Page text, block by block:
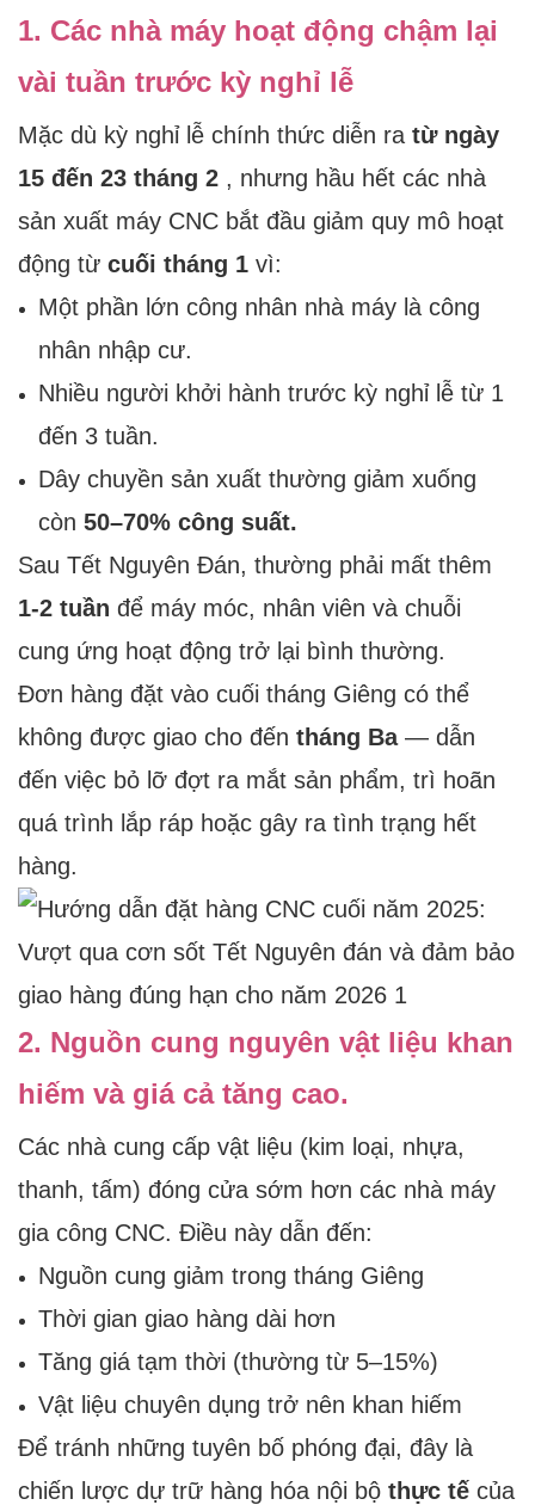
1. Các nhà máy hoạt động chậm lại
vài tuần trước kỳ nghỉ lễ
Mặc dù kỳ nghỉ lễ chính thức diễn ra từ ngày
15 đến 23 tháng 2 , nhưng hầu hết các nhà
sản xuất máy CNC bắt đầu giảm quy mô hoạt
động từ cuối tháng 1 vì:
Một phần lớn công nhân nhà máy là công
nhân nhập cư.
Nhiều người khởi hành trước kỳ nghỉ lễ từ 1
đến 3 tuần.
Dây chuyền sản xuất thường giảm xuống
còn 50–70% công suất.
Sau Tết Nguyên Đán, thường phải mất thêm
1-2 tuần để máy móc, nhân viên và chuỗi
cung ứng hoạt động trở lại bình thường.
Đơn hàng đặt vào cuối tháng Giêng có thể
không được giao cho đến tháng Ba— dẫn
đến việc bỏ lỡ đợt ra mắt sản phẩm, trì hoãn
quá trình lắp ráp hoặc gây ra tình trạng hết
hàng.
2. Nguồn cung nguyên vật liệu khan
hiếm và giá cả tăng cao.
Các nhà cung cấp vật liệu (kim loại, nhựa,
thanh, tấm) đóng cửa sớm hơn các nhà máy
gia công CNC. Điều này dẫn đến:
Nguồn cung giảm trong tháng Giêng
Thời gian giao hàng dài hơn
Tăng giá tạm thời (thường từ 5–15%)
Vật liệu chuyên dụng trở nên khan hiếm
Để tránh những tuyên bố phóng đại, đây là
chiến lược dự trữ hàng hóa nội bộ thực tế của